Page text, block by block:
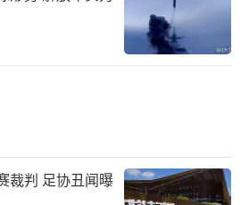
掉脚趾头还要往前爬
裁判 足协丑闻曝